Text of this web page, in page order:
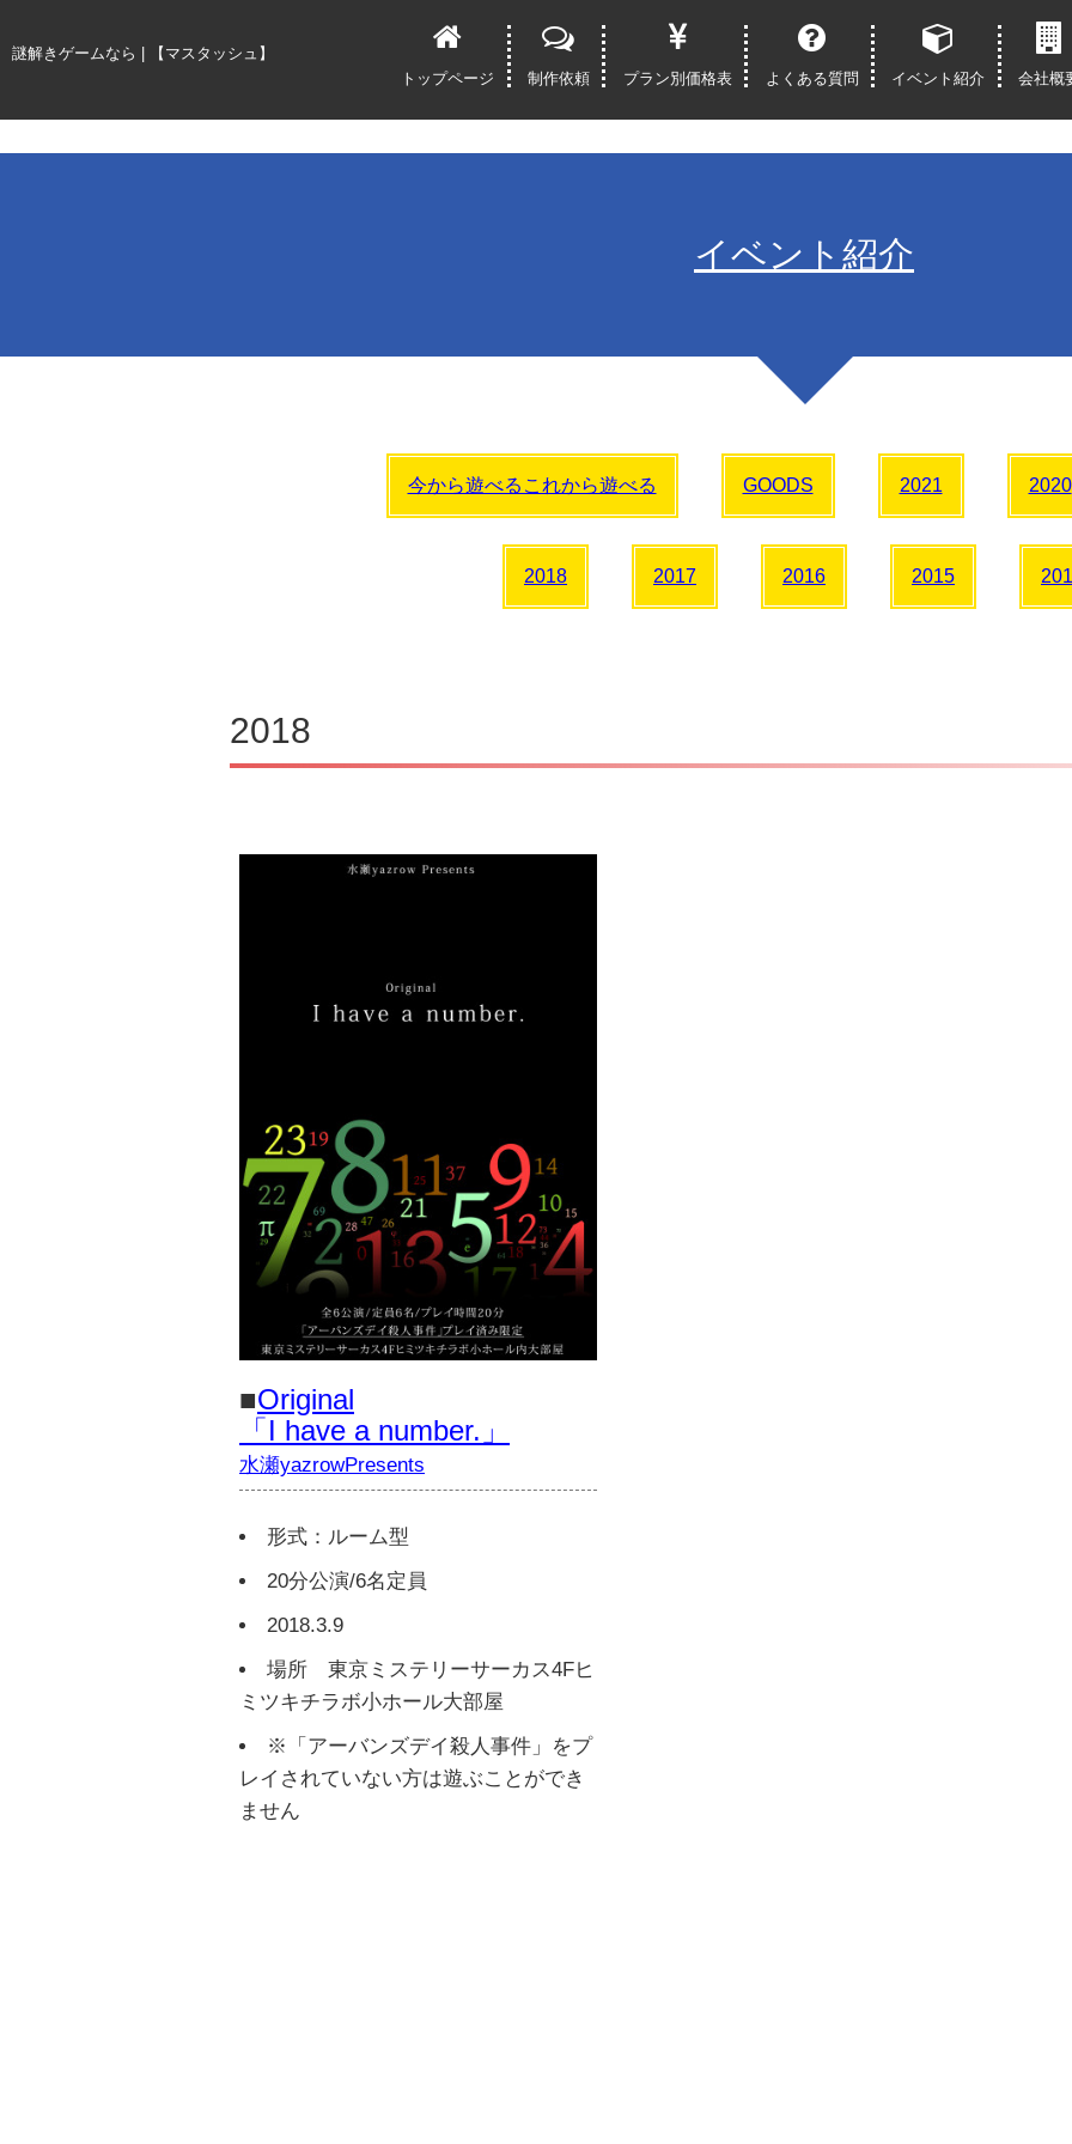
謎解きゲームなら | 【マスタッシュ】
トップページ
制作依頼 プラン別価格表 よくある質問 イベント紹介 会社概
イベント紹介
今から遊べるこれから遊べる GOODS 2021 2020
2018 2017 2016 2015
2018
■Original
「I have a number.」
水瀬yazrowPresents
形式：ルーム型
20分公演/6名定員
2018.3.9
場所 東京ミステリーサーカス4Fヒ
ミツキチラボ小ホール大部屋
※「アーバンズデイ殺人事件」をプ
レイされていない方は遊ぶことができ
ません